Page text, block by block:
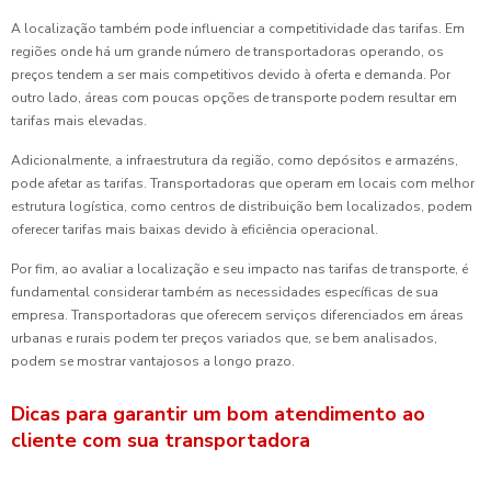
A localização também pode influenciar a competitividade das tarifas. Em
regiões onde há um grande número de transportadoras operando, os
preços tendem a ser mais competitivos devido à oferta e demanda. Por
outro lado, áreas com poucas opções de transporte podem resultar em
tarifas mais elevadas.
Adicionalmente, a infraestrutura da região, como depósitos e armazéns,
pode afetar as tarifas. Transportadoras que operam em locais com melhor
estrutura logística, como centros de distribuição bem localizados, podem
oferecer tarifas mais baixas devido à eficiência operacional.
Por fim, ao avaliar a localização e seu impacto nas tarifas de transporte, é
fundamental considerar também as necessidades específicas de sua
empresa. Transportadoras que oferecem serviços diferenciados em áreas
urbanas e rurais podem ter preços variados que, se bem analisados,
podem se mostrar vantajosos a longo prazo.
Dicas para garantir um bom atendimento ao
cliente com sua transportadora